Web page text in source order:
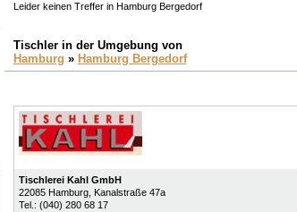
Leider keinen Treffer in Hamburg Bergedorf
Tischler in der Umgebung von
Hamburg » Hamburg Bergedorf
Tischlerei Kahl GmbH
22085 Hamburg, Kanalstraße 47a
Tel.: (040) 280 68 17